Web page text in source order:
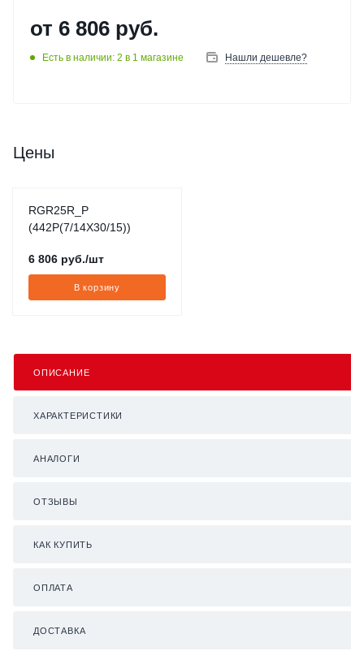
от 6 806 руб.
Есть в наличии: 2 в 1 магазине Нашли дешевле?
Цены
RGR25R_P
(442P(7/14X30/15))
6 806 руб./шт
В корзину
ОПИСАНИЕ
ХАРАКТЕРИСТИКИ
АНАЛОГИ
ОТЗЫВЫ
КАК КУПИТЬ
ОПЛАТА
ДОСТАВКА